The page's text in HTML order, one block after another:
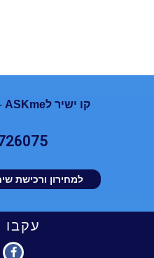
קו ישיר לASKme – נבחרת המיסטיקנים
למחירון ורכישת
עקבו